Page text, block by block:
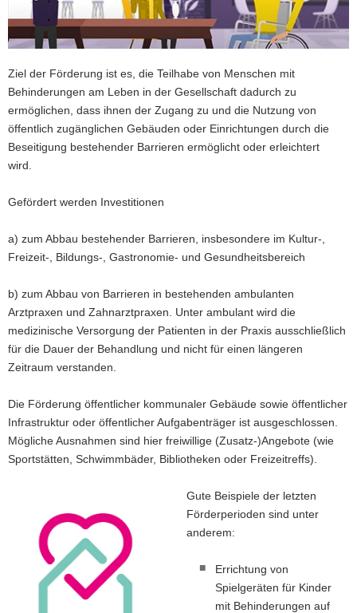
a
v
g
a
t
i
o
n
Ziel der Förderung ist es, die Teilhabe von Menschen mit
Behinderungen am Leben in der Gesellschaft dadurch zu
ermöglichen, dass ihnen der Zugang zu und die Nutzung von
öffentlich zugänglichen Gebäuden oder Einrichtungen durch die
Beseitigung bestehender Barrieren ermöglicht oder erleichtert
wird.
Gefördert werden Investitionen
a) zum Abbau bestehender Barrieren, insbesondere im Kultur-,
Freizeit-, Bildungs-, Gastronomie- und Gesundheitsbereich
b) zum Abbau von Barrieren in bestehenden ambulanten
Arztpraxen und Zahnarztpraxen. Unter ambulant wird die
medizinische Versorgung der Patienten in der Praxis ausschließlich
für die Dauer der Behandlung und nicht für einen längeren
Zeitraum verstanden.
Die Förderung öffentlicher kommunaler Gebäude sowie öffentlicher
Infrastruktur oder öffentlicher Aufgabenträger ist ausgeschlossen.
Mögliche Ausnahmen sind hier freiwillige (Zusatz-)Angebote (wie
Sportstätten, Schwimmbäder, Bibliotheken oder Freizeitreffs).
Gute Beispiele der letzten
Förderperioden sind unter
anderem:
Errichtung von
Spielgeräten für Kinder
mit Behinderungen auf